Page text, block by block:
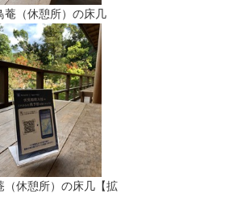
菴（休憩所）の床几
（休憩所）の床几【拡